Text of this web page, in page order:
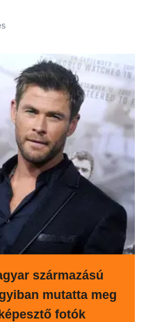
származású
mutatta meg
fotók